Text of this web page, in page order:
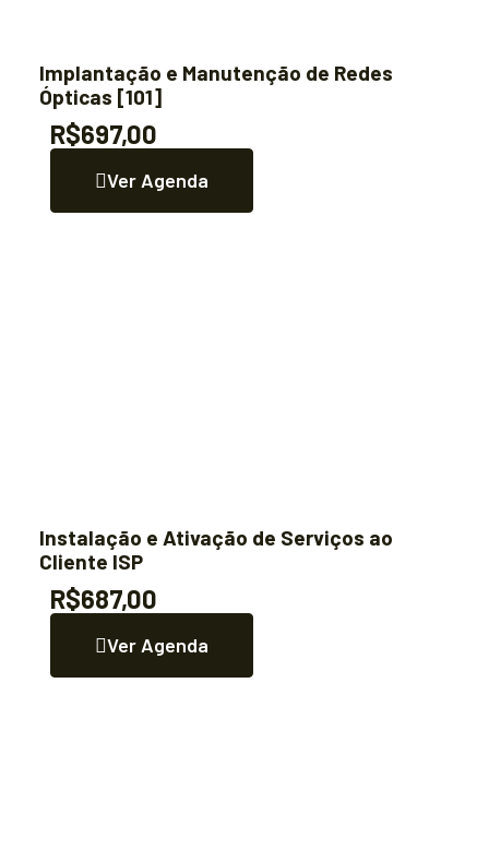
Implantação e Manutenção de Redes
Ópticas [101]
R$697,00
Ver Agenda
Instalação e Ativação de Serviços ao
Cliente ISP
R$687,00
Ver Agenda